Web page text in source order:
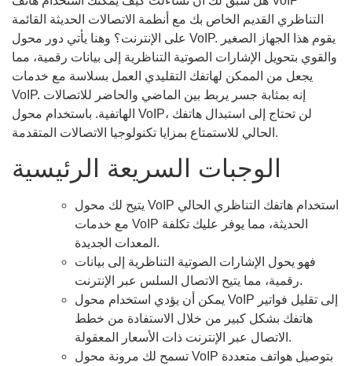
التناظري القديم الخاص بك مع أنظمة الاتصالات الحديثة القائمة
على الإنترنت؟ وهنا يأتي دور محول VoIP. يقوم هذا الجهاز الصغير
والقوي بتحويل الإشارات الصوتية التناظرية إلى بيانات رقمية، مما
يجعل من الممكن لهاتفك التقليدي العمل بسلاسة مع خدمات
VoIP. إنه بمثابة جسر يربط بين الماضي والحاضر للاتصالات
الهاتفية. باستخدام محول VoIP، لن تحتاج إلى استبدال هاتفك
الحالي للاستمتاع بمزايا تكنولوجيا الاتصالات المتقدمة.
الوجبات السريعة الرئيسية
يتيح لك محول VoIP استخدام هاتفك التناظري الحالي
مع خدمات VoIP الحديثة، مما يوفر عليك تكلفة
المعدات الجديدة.
فهو يحول الإشارات الصوتية التناظرية إلى بيانات
رقمية، مما يتيح الاتصال السلس عبر الإنترنت.
يمكن أن يؤدي استخدام محول VoIP إلى تقليل فواتير
هاتفك بشكل كبير من خلال الاستفادة من خطط
الاتصال عبر الإنترنت ذات الأسعار المعقولة.
تسمح لك مرونة محول VoIP بتوصيل هواتف متعددة